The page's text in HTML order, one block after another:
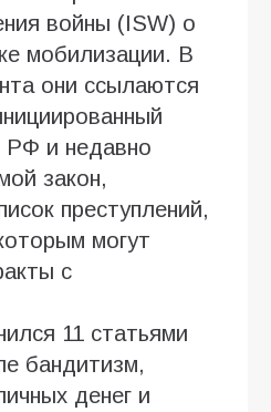
войны (ISW) о
мобилизации. В
они ссылаются
РФ и недавно
закон,
преступлений,
могут
с
11 статьями
бандитизм,
денег и